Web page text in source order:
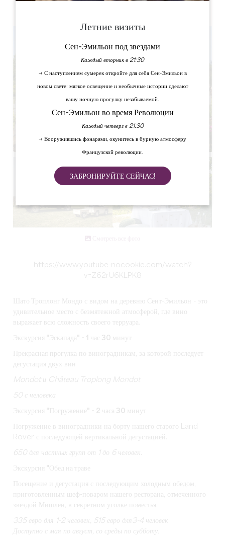
https://www.youtube-nocookie.com/watch?
v=Z62rU6KLPK8
Шато Троплонг Мондо с видом на деревню Сент-Эмильон - это
удивительное место с безмятежной атмосферой, где вино
выражает всю сложность своего терруара.
Экскурсия "Эскапада" - 1 час 30 минут
Прекрасная прогулка по виноградникам, за которой последует
дегустация двух вин
Mondot и Château Troplong Mondot
50 с человека
Экскурсия "Погружение" - 2 часа 30 минут
Погружение в виноградники на борту нашего старого Land
Rover с последующей вертикальной дегустацией.
650 для частных групп от 1 до 6 человек.
Экскурсия "Обед на траве
Посещение и дегустация с последующим холодным обедом,
приготовленным шеф-поваром нашего ресторана, отмеченного
звездой Мишлен, в секретном уголке поместья.
335 евро для 1-2 человек, 515 евро для 3-4 человек
Доступно с мая по август, со среды по субботу.
Летние визиты
Сен-Эмильон под звездами
Каждый вторник в 21:30
→ С наступлением сумерек откройте для себя Сен-Эмильон в
новом свете: мягкое освещение и необычные истории сделают
вашу ночную прогулку незабываемой.
Сен-Эмильон во время Революции
Каждый четверг в 21:30
→ Вооружившись фонарями, окунитесь в бурную атмосферу
Французской революции.
ЗАБРОНИРУЙТЕ СЕЙЧАС!